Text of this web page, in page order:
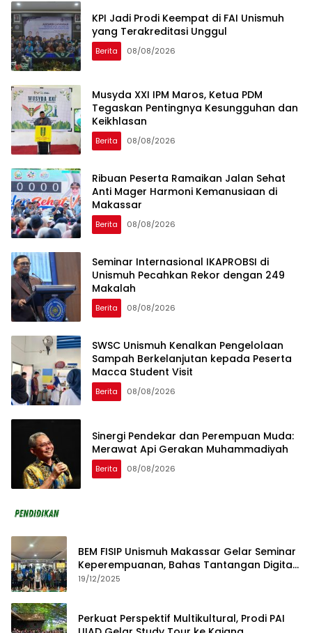
KPI Jadi Prodi Keempat di FAI Unismuh
yang Terakreditasi Unggul
Berita 08/08/2026
Musyda XXI IPM Maros, Ketua PDM
Tegaskan Pentingnya Kesungguhan dan
Keikhlasan
Berita 08/08/2026
Ribuan Peserta Ramaikan Jalan Sehat
Anti Mager Harmoni Kemanusiaan di
Makassar
Berita 08/08/2026
Seminar Internasional IKAPROBSI di
Unismuh Pecahkan Rekor dengan 249
Makalah
Berita 08/08/2026
SWSC Unismuh Kenalkan Pengelolaan
Sampah Berkelanjutan kepada Peserta
Macca Student Visit
Berita 08/08/2026
Sinergi Pendekar dan Perempuan Muda:
Merawat Api Gerakan Muhammadiyah
Berita 08/08/2026
BEM FISIP Unismuh Makassar Gelar Seminar
Keperempuanan, Bahas Tantangan Digital
dan Budaya Lokal
19/12/2025
Perkuat Perspektif Multikultural, Prodi PAI